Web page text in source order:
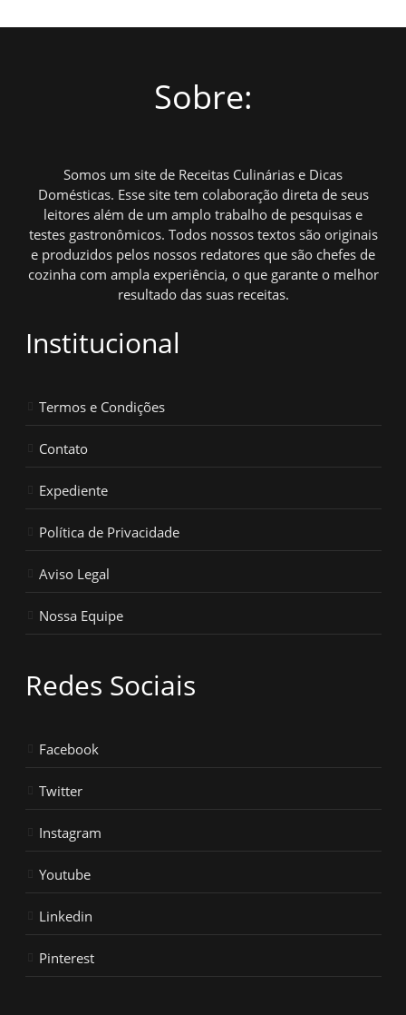
Sobre:
Somos um site de Receitas Culinárias e Dicas
Domésticas. Esse site tem colaboração direta de seus
leitores além de um amplo trabalho de pesquisas e
testes gastronômicos. Todos nossos textos são originais
e produzidos pelos nossos redatores que são chefes de
cozinha com ampla experiência, o que garante o melhor
resultado das suas receitas.
Institucional
Termos e Condições
Contato
Expediente
Política de Privacidade
Aviso Legal
Nossa Equipe
Redes Sociais
Facebook
Twitter
Instagram
Youtube
Linkedin
Pinterest